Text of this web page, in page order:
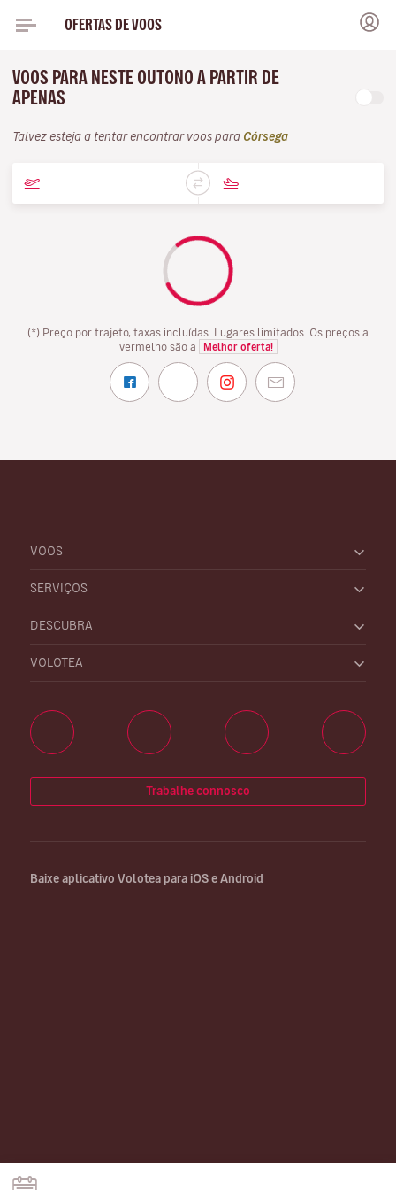
OFERTAS DE VOOS
VOOS PARA NESTE OUTONO A PARTIR DE
APENAS
Talvez esteja a tentar encontrar voos para Córsega
(*) Preço por trajeto, taxas incluídas. Lugares limitados. Os preços a
vermelho são a
Melhor oferta!
VOOS
SERVIÇOS
DESCUBRA
VOLOTEA
Trabalhe connosco
Baixe aplicativo Volotea para iOS e Android